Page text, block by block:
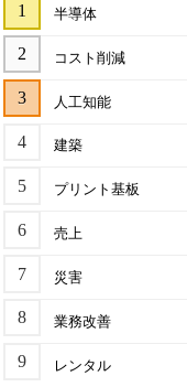
半導体
コスト削減
人工知能
建築
プリント基板
売上
災害
業務改善
レンタル